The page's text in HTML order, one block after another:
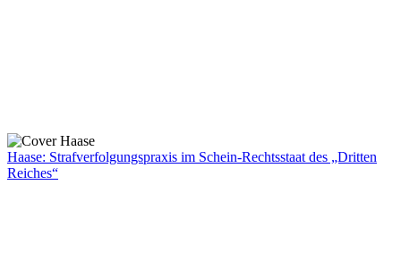
Haase: Strafverfolgungspraxis im Schein-Rechtsstaat des „Dritten
Reiches“